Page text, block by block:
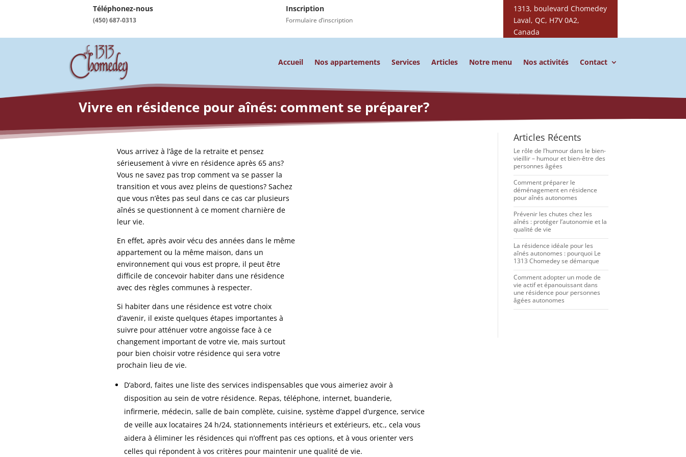
Téléphonez-nous
(450) 687-0313
Inscription
Formulaire d’inscription
1313, boulevard Chomedey
Laval, QC, H7V 0A2,
Canada
Accueil Nos appartements Services Articles Notre menu Nos activités Contact
Vivre en résidence pour aînés: comment se préparer?
Vous arrivez à l’âge de la retraite et pensez
sérieusement à vivre en résidence après 65 ans?
Vous ne savez pas trop comment va se passer la
transition et vous avez pleins de questions? Sachez
que vous n’êtes pas seul dans ce cas car plusieurs
aînés se questionnent à ce moment charnière de
leur vie.
En effet, après avoir vécu des années dans le même
appartement ou la même maison, dans un
environnement qui vous est propre, il peut être
difficile de concevoir habiter dans une résidence
avec des règles communes à respecter.
Si habiter dans une résidence est votre choix
d’avenir, il existe quelques étapes importantes à
suivre pour atténuer votre angoisse face à ce
changement important de votre vie, mais surtout
pour bien choisir votre résidence qui sera votre
prochain lieu de vie.
D’abord, faites une liste des services indispensables que vous aimeriez avoir à
disposition au sein de votre résidence. Repas, téléphone, internet, buanderie,
infirmerie, médecin, salle de bain complète, cuisine, système d’appel d’urgence, service
de veille aux locataires 24 h/24, stationnements intérieurs et extérieurs, etc., cela vous
aidera à éliminer les résidences qui n’offrent pas ces options, et à vous orienter vers
celles qui répondent à vos critères pour maintenir une qualité de vie.
Articles Récents
Le rôle de l’humour dans le bien-
vieillir – humour et bien-être des
personnes âgées
Comment préparer le
déménagement en résidence
pour aînés autonomes
Prévenir les chutes chez les
aînés : protéger l’autonomie et la
qualité de vie
La résidence idéale pour les
aînés autonomes : pourquoi Le
1313 Chomedey se démarque
Comment adopter un mode de
vie actif et épanouissant dans
une résidence pour personnes
âgées autonomes